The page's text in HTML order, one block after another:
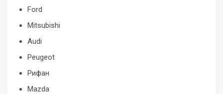
Ford
Mitsubishi
Audi
Peugeot
Рифан
Mazda